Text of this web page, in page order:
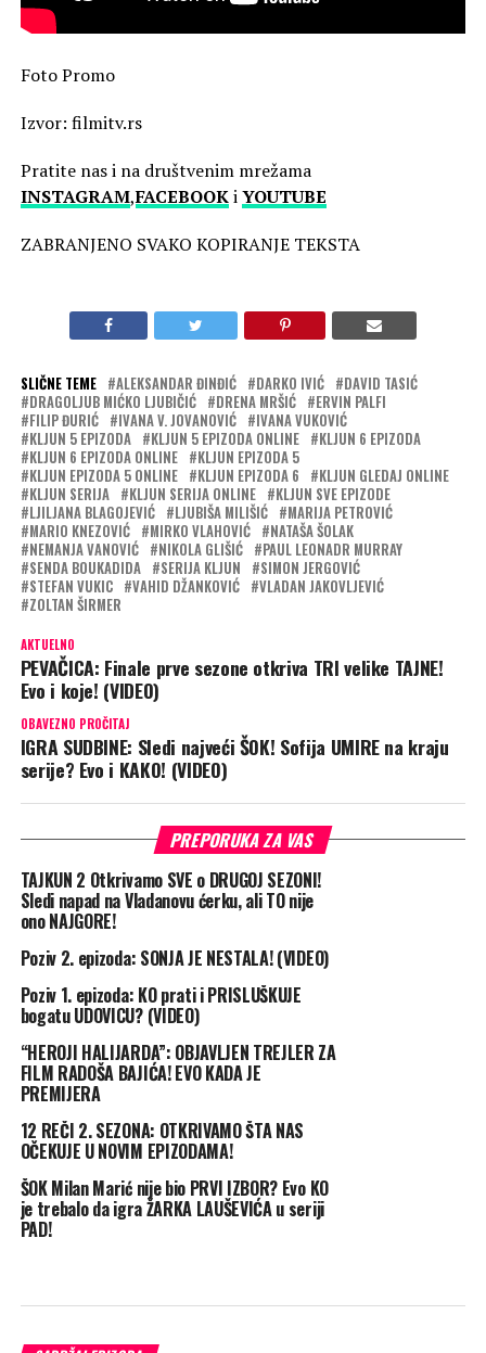
Foto Promo
Izvor: filmitv.rs
Pratite nas i na društvenim mrežama
INSTAGRAM,FACEBOOKiYOUTUBE
ZABRANJENO SVAKO KOPIRANJE TEKSTA
SLIČNE TEME ALEKSANDAR ĐINĐIĆ DARKO IVIĆ
DAVID TASIĆ
DRAGOLJUB MIĆKO LJUBIČIĆ
DRENA MRŠIĆ
ERVIN PALFI
FILIP ĐURIĆ
IVANA V. JOVANOVIĆ
IVANA VUKOVIĆ
KLJUN 5 EPIZODA
KLJUN 5 EPIZODA ONLINE
KLJUN 6 EPIZODA
KLJUN 6 EPIZODA ONLINE
KLJUN EPIZODA 5
KLJUN EPIZODA 5 ONLINE
KLJUN EPIZODA 6
KLJUN GLEDAJ ONLINE
KLJUN SERIJA
KLJUN SERIJA ONLINE
KLJUN SVE EPIZODE
LJILJANA BLAGOJEVIĆ
LJUBIŠA MILIŠIĆ
MARIJA PETROVIĆ
MARIO KNEZOVIĆ
MIRKO VLAHOVIĆ
NATAŠA ŠOLAK
NEMANJA VANOVIĆ
NIKOLA GLIŠIĆ
PAUL LEONADR MURRAY
SENDA BOUKADIDA
SERIJA KLJUN
SIMON JERGOVIĆ
STEFAN VUKIC
VAHID DŽANKOVIĆ
VLADAN JAKOVLJEVIĆ
ZOLTAN ŠIRMER
AKTUELNO
PEVAČICA: Finale prve sezone otkriva TRI velike TAJNE!
Evo i koje! (VIDEO)
OBAVEZNO PROČITAJ
IGRA SUDBINE: Sledi najveći ŠOK! Sofija UMIRE na kraju
serije? Evo i KAKO! (VIDEO)
PREPORUKA ZA VAS
TAJKUN 2 Otkrivamo SVE o DRUGOJ SEZONI!
Sledi napad na Vladanovu ćerku, ali TO nije
ono NAJGORE!
Poziv 2. epizoda: SONJA JE NESTALA! (VIDEO)
Poziv 1. epizoda: KO prati i PRISLUŠKUJE
bogatu UDOVICU? (VIDEO)
“HEROJI HALIJARDA”: OBJAVLJEN TREJLER ZA
FILM RADOŠA BAJIĆA! EVO KADA JE
PREMIJERA
12 REČI 2. SEZONA: OTKRIVAMO ŠTA NAS
OČEKUJE U NOVIM EPIZODAMA!
ŠOK Milan Marić nije bio PRVI IZBOR? Evo KO
je trebalo da igra ŽARKA LAUŠEVIĆA u seriji
PAD!